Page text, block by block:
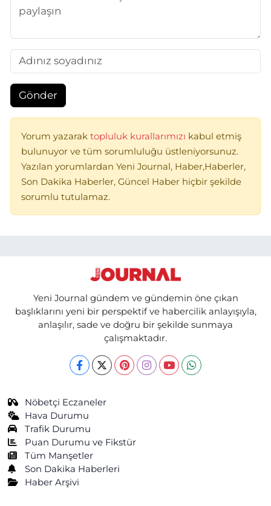
Gönder
Yorum yazarak topluluk kurallarımızı kabul etmiş
bulunuyor ve tüm sorumluluğu üstleniyorsunuz.
Yazılan yorumlardan Yeni Journal, Haber,Haberler,
Son Dakika Haberler, Güncel Haber hiçbir şekilde
sorumlu tutulamaz.
Yeni Journal gündem ve gündemin öne çıkan
başlıklarını yeni bir perspektif ve habercilik anlayışıyla,
anlaşılır, sade ve doğru bir şekilde sunmaya
çalışmaktadır.
Nöbetçi Eczaneler
Hava Durumu
Trafik Durumu
Puan Durumu ve Fikstür
Tüm Manşetler
Son Dakika Haberleri
Haber Arşivi